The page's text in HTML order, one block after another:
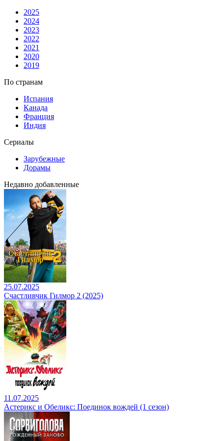
2025
2024
2023
2022
2021
2020
2019
По странам
Испания
Канада
Франция
Индия
Сериалы
Зарубежные
Дорамы
Недавно добавленные
25.07.2025
Счастливчик Гилмор 2 (2025)
11.07.2025
Астерикс и Обеликс: Поединок вождей (1 сезон)